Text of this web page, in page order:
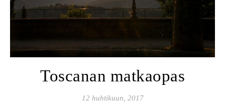
Toscanan matkaopas
12 huhtikuun, 2017